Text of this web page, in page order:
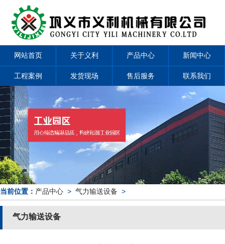
网站首页 关于义利 产品中心 新闻中心
工程案例 发货现场 售后服务 联系我们
当前位置： 产品中心 > 气力输送设备 >
气力输送设备